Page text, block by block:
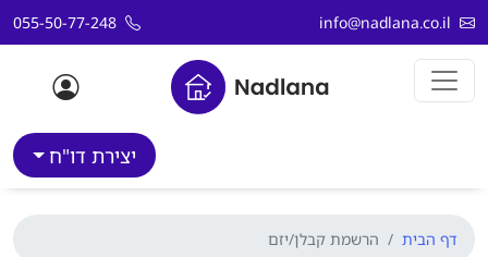
דלג לתוכן
info@nadlana.co.il
055-50-77-248
יצירת דו"ח
דף הבית הרשמת קבלן/יזם